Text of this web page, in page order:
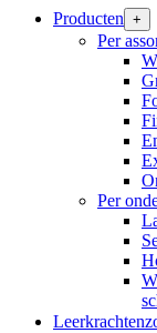
Producten +
Per
Per